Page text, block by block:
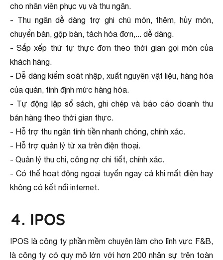
cho nhân viên phục vụ và thu ngân.
- Thu ngân dễ dàng trợ ghi chú món, thêm, hủy món,
chuyển bàn, gộp bàn, tách hóa đơn,... dễ dàng.
- Sắp xếp thứ tự thực đơn theo thời gian gọi món của
khách hàng.
- Dễ dàng kiểm soát nhập, xuất nguyên vật liệu, hàng hóa
của quán, tính định mức hàng hóa.
- Tự động lập sổ sách, ghi chép và báo cáo doanh thu
bán hàng theo thời gian thực.
- Hỗ trợ thu ngân tính tiền nhanh chóng, chính xác.
- Hỗ trợ quản lý từ xa trên điện thoại.
- Quản lý thu chi, công nợ chi tiết, chính xác.
- Có thế hoạt động ngoại tuyến ngay cả khi mất điện hay
không có kết nối internet.
4. IPOS
IPOS là công ty phần mềm chuyên làm cho lĩnh vực F&B,
là công ty có quy mô lớn với hơn 200 nhân sự trên toàn